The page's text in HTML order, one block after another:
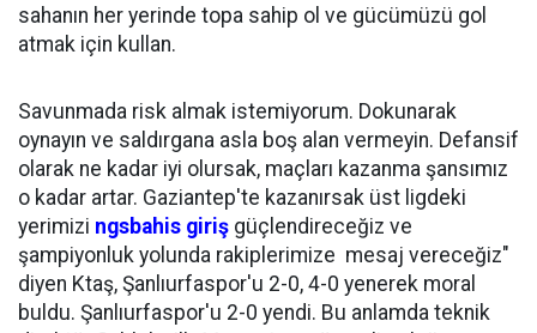
sahanın her yerinde topa sahip ol ve gücümüzü gol
atmak için kullan.
Savunmada risk almak istemiyorum. Dokunarak
oynayın ve saldırgana asla boş alan vermeyin. Defansif
olarak ne kadar iyi olursak, maçları kazanma şansımız
o kadar artar. Gaziantep'te kazanırsak üst ligdeki
yerimizi ngsbahis giriş güçlendireceğiz ve
şampiyonluk yolunda rakiplerimize mesaj vereceğiz"
diyen Ktaş, Şanlıurfaspor'u 2-0, 4-0 yenerek moral
buldu. Şanlıurfaspor'u 2-0 yendi. Bu anlamda teknik